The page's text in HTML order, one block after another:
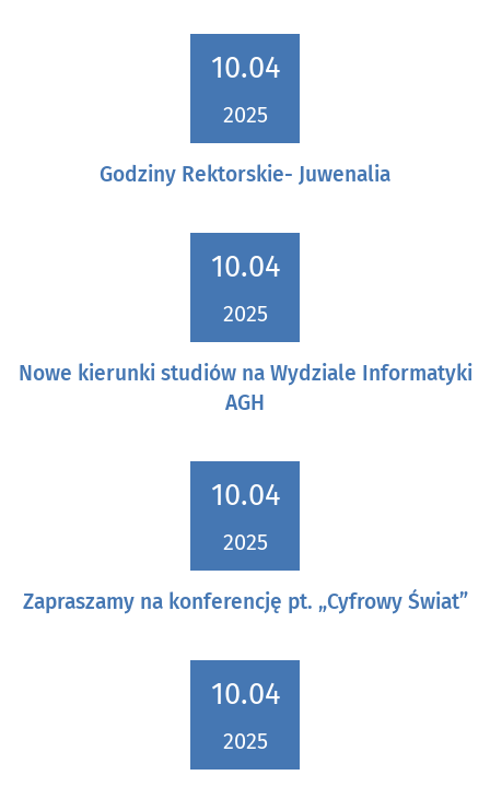
10.04
2025
Godziny Rektorskie- Juwenalia
10.04
2025
Nowe kierunki studiów na Wydziale Informatyki
AGH
10.04
2025
Zapraszamy na konferencję pt. „Cyfrowy Świat”
10.04
2025